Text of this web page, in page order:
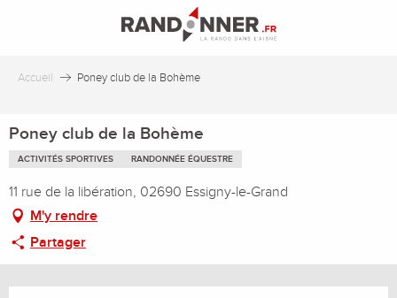
principal
Accueil Poney club de la Bohème
Poney club de la Bohème
ACTIVITÉS SPORTIVES RANDONNÉE ÉQUESTRE
11 rue de la libération, 02690 Essigny-le-Grand
M'y rendre
Partager